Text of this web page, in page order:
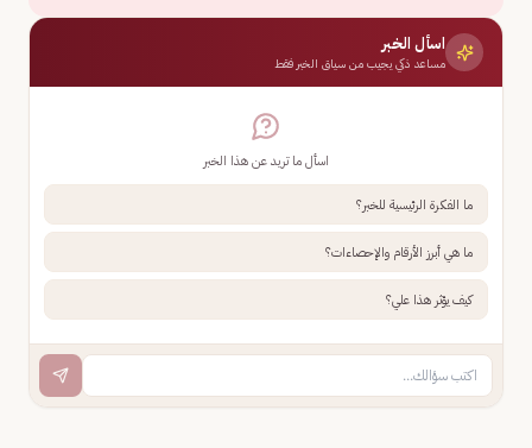
اسأل الخبر
مساعد ذكي يجيب من سياق الخبر فقط
اسأل ما تريد عن هذا الخبر
ما الفكرة الرئيسية للخبر؟
ما هي أبرز الأرقام والإحصاءات؟
كيف يؤثر هذا علي؟